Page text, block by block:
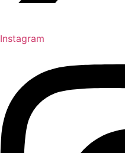
Instagram